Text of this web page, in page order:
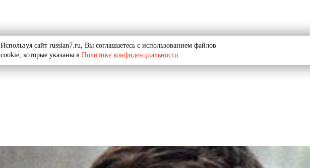
Используя сайт russian7.ru, Вы соглашаетесь с использованием файлов
cookie, которые указаны в Политике конфиденциальности